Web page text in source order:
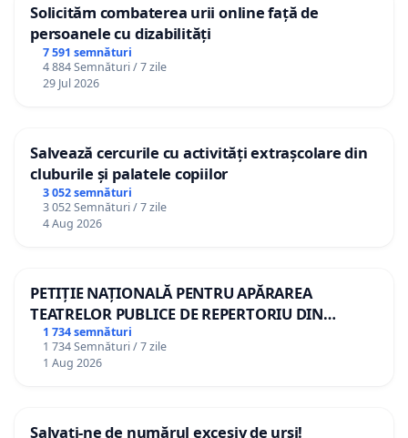
Solicităm combaterea urii online față de
persoanele cu dizabilități
7 591 semnături
4 884 Semnături / 7 zile
29 Jul 2026
Salvează cercurile cu activități extrașcolare din
cluburile și palatele copiilor
3 052 semnături
3 052 Semnături / 7 zile
4 Aug 2026
PETIȚIE NAȚIONALĂ PENTRU APĂRAREA
TEATRELOR PUBLICE DE REPERTORIU DIN
ROMÂNIA
1 734 semnături
1 734 Semnături / 7 zile
1 Aug 2026
Salvați-ne de numărul excesiv de urși!